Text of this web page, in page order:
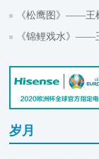
《松鹰图》——王
《锦鲤戏水》——
岁月